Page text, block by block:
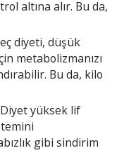
altına alır. Bu da,
diyeti, düşük
metabolizmanızı
Bu da, kilo
Diyet yüksek lif
gibi sindirim